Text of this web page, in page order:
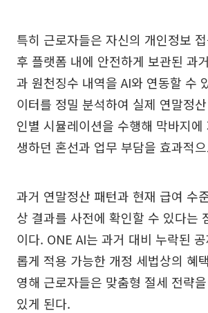
특히 근로자들은 자신의 개인정보
후 플랫폼 내에 안전하게 보관된 과
과 원천징수 내역을 AI와 연동할 수
이터를 정밀 분석하여 실제 연말정
인별 시뮬레이션을 수행해 막바지
생하던 혼선과 업무 부담을 효과적
과거 연말정산 패턴과 현재 급여 수
상 결과를 사전에 확인할 수 있다는
이다. ONE AI는 과거 대비 누락된
롭게 적용 가능한 개정 세법상의 혜
영해 근로자들은 맞춤형 절세 전략
있게 된다.